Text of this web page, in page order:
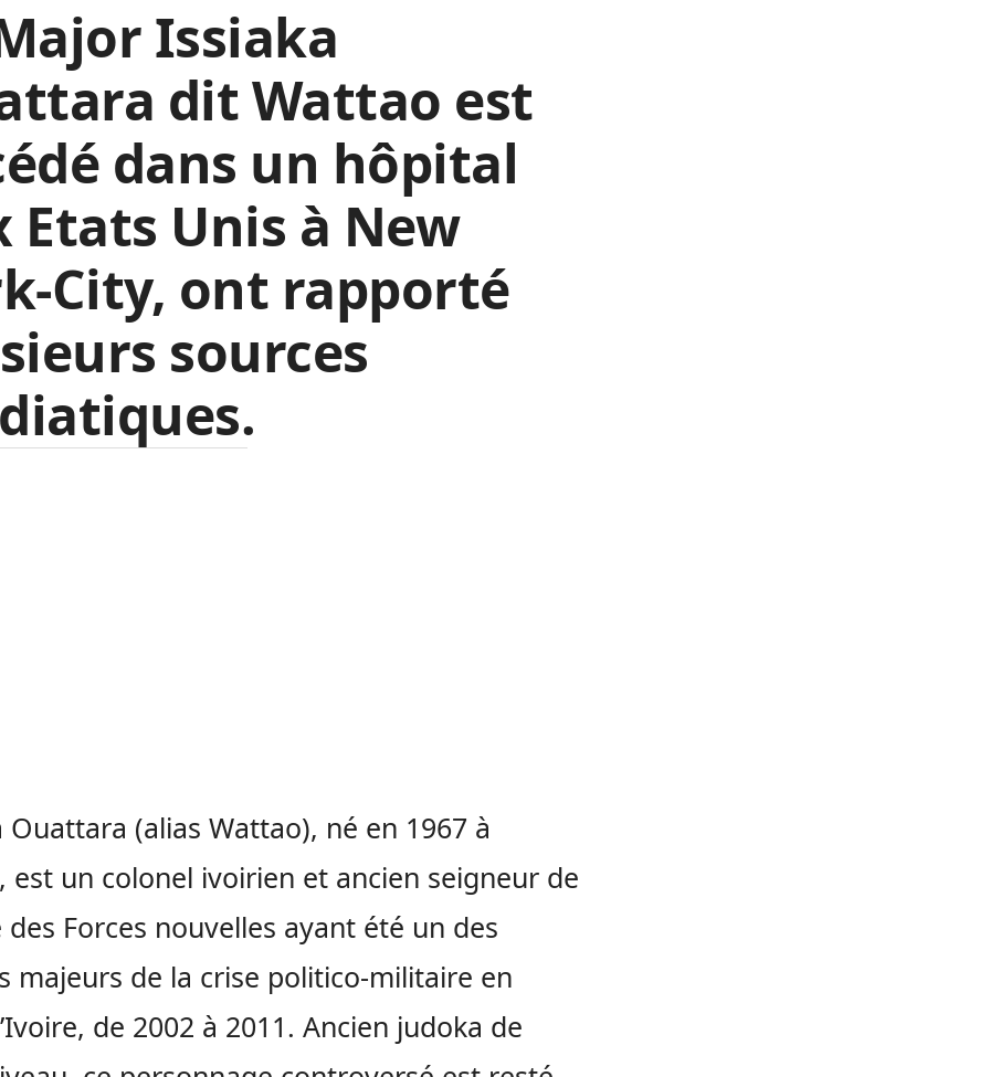
Issiaka
dit Wattao est
dans un hôpital
Etats Unis à New
City, ont rapporté
sources
Ouattara (alias Wattao), né en 1967 à
est un colonel ivoirien et ancien seigneur de
Forces nouvelles ayant été un des
majeurs de la crise politico-militaire en
de 2002 à 2011. Ancien judoka de